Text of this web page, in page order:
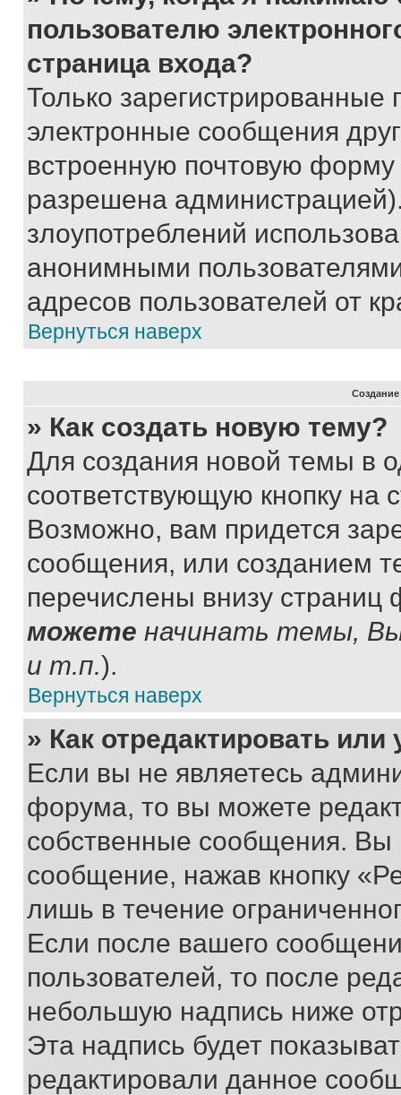
пользователю
страница входа?
Только зарегистрированные
электронные сообщения
встроенную почтовую
разрешена
злоупотреблений
анонимными
адресов пользователей от
Вернуться наверх
» Как создать новую тему?
Для создания новой темы в
соответствующую кнопку
Возможно, вам придется
сообщения, или созданием
перечислены внизу
можете начинать темы,
и т.п.).
Вернуться наверх
» Как отредактировать
Если вы не являетесь
форума, то вы можете
собственные сообщения. Вы
сообщение, нажав кнопку
лишь в течение
Если после вашего
пользователей, то после
небольшую надпись ниже
Эта надпись будет
редактировали данное